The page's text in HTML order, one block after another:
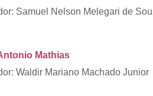
Samuel Nelson Melegari de
Mathias
Waldir Mariano Machado Junior